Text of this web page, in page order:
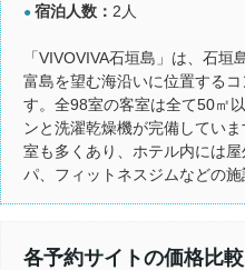
● 宿泊人数： 2人
「VIVOVIVA石垣島」は、石
富島を望む海沿いに位置する
す。全98室の客室は全て50㎡
ンと洗濯乾燥機が完備してい
室も多くあり、ホテル内には
パ、フィットネスジムなどの施
各予約サイトの価格比較